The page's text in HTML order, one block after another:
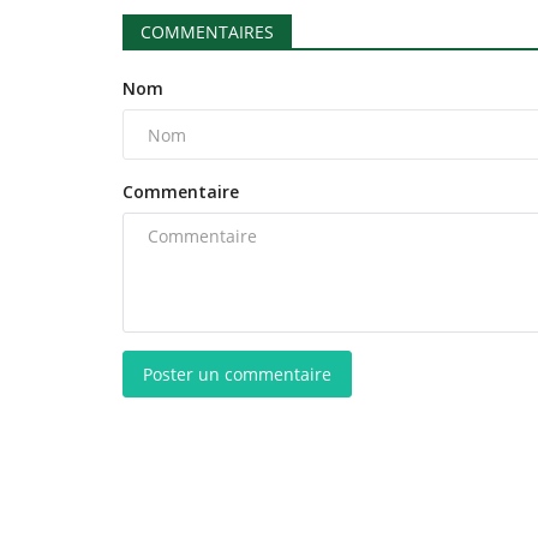
COMMENTAIRES
Nom
Commentaire
Poster un commentaire